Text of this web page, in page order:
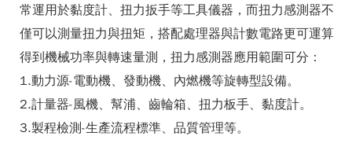
常運用於黏度計、扭力扳手等工具儀器，而扭力感測器不
僅可以測量扭力與扭矩，搭配處理器與計數電路更可運算
得到機械功率與轉速量測，扭力感測器應用範圍可分：
1.動力源-電動機、發動機、內燃機等旋轉型設備。
2.計量器-風機、幫浦、齒輪箱、扭力板手、黏度計。
3.製程檢測-生產流程標準、品質管理等。